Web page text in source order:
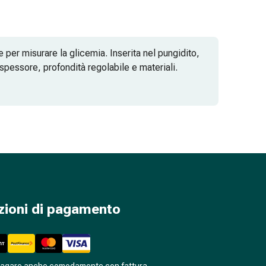
per misurare la glicemia. Inserita nel pungidito,
profondità regolabile e materiali.
in silicone ne facilitano lo scorrimento
di pagamento